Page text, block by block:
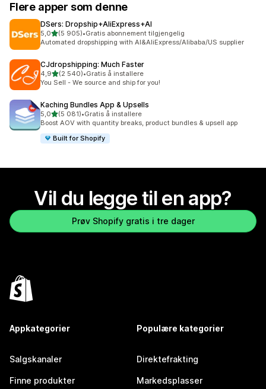
Flere apper som denne
DSers: Dropship+AliExpress+AI
5,0av 5 stjerner
(5 905)
Totalt 5905 omtaler
•Gratis abonnement tilgjengelig
Automated dropshipping with AI&AliExpress/Alibaba/US supplier
CJdropshipping: Much Faster
4,9av 5 stjerner
(2 540)
Totalt 2540 omtaler
•Gratis å installere
You Sell - We source and ship for you!
Kaching Bundles App & Upsells
5,0av 5 stjerner
(5 081)
Totalt 5081 omtaler
•Gratis å installere
Boost AOV with quantity breaks, product bundles & upsell app
Built for Shopify
Vil du legge til en app?
Prøv Shopify gratis i tre dager
Appkategorier
Salgskanaler
Finne produkter
Populære kategorier
Direktefrakting
Markedsplasser